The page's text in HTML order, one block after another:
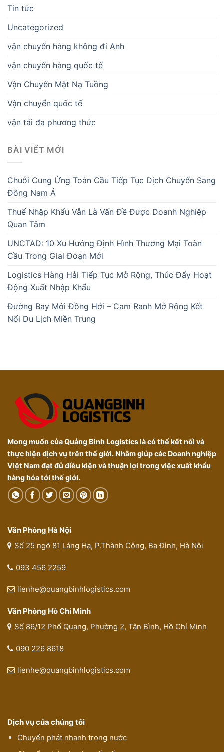
Tin tức
Uncategorized
vận chuyển hàng không đi Anh
vận chuyển hàng quốc tế
Vận Chuyển Mặt Nạ Tuồng
Vận chuyển quốc tế
vận tải đa phương thức
BÀI VIẾT MỚI
Chuỗi Cung Ứng Toàn Cầu Tiếp Tục Dịch Chuyển Sang
Đông Nam Á
Thuế Nhập Khẩu Vẫn Là Vấn Đề Được Doanh Nghiệp
Quan Tâm
UNCTAD: 10 Xu Hướng Định Hình Thương Mại Toàn
Cầu Trong Giai Đoạn Mới
Logistics Hàng Hải Tiếp Tục Mở Rộng, Thúc Đẩy Hoạt
Động Xuất Nhập Khẩu
Đường Bay Mới Đồng Hới – Cam Ranh Mở Rộng Kết
Nối Du Lịch Miền Trung
Mong muốn của Quảng Bình Logistics là có thể kết nối và
thực hiện dịch vụ trên thế giới. Nhằm giúp các Doanh nghiệp
Việt Nam đạt đủ điều kiện và thuận lợi trong việc xuất khẩu
hàng hóa tới thế giới.
Văn Phòng Hà Nội
Số 25 ngõ 81 Láng Hạ, P.Thành Công, Ba Đình, Hà Nội
093 456 2259
lienhe@quangbinhlogistics.com
Văn Phòng Hồ Chí Minh
Số 86/12 Phổ Quang, Phường 2, Tân Bình, Hồ Chí Minh
090 226 8618
lienhe@quangbinhlogistics.com
Dịch vụ của chúng tôi
Chuyển phát nhanh trong nước